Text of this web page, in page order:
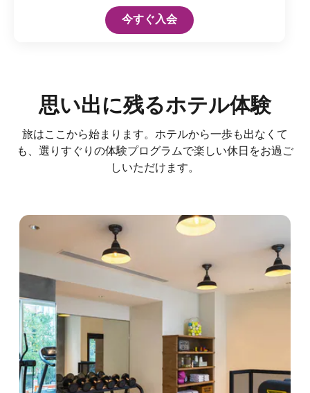
今すぐ入会Open in New Tab
思い出に残るホテル体験
旅はここから始まります。ホテルから一歩も出なくて
も、選りすぐりの体験プログラムで楽しい休日をお過ご
しいただけます。